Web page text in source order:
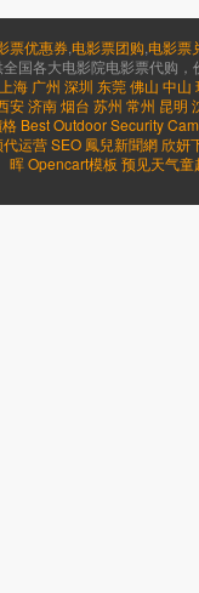
票优惠券 电影票团购 电影票
国各大电影院电影票代购，
上海 广州 深圳 东莞 佛山 中山
安 济南 烟台 苏州 常州 昆明
Best Outdoor Security
运营SEO 鳳兒新聞網 欣妍
晖Opencart模板 预见天气童